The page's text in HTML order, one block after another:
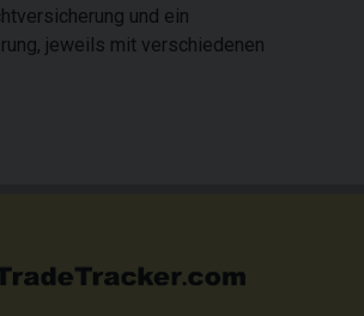
und ein
jeweils mit verschiedenen